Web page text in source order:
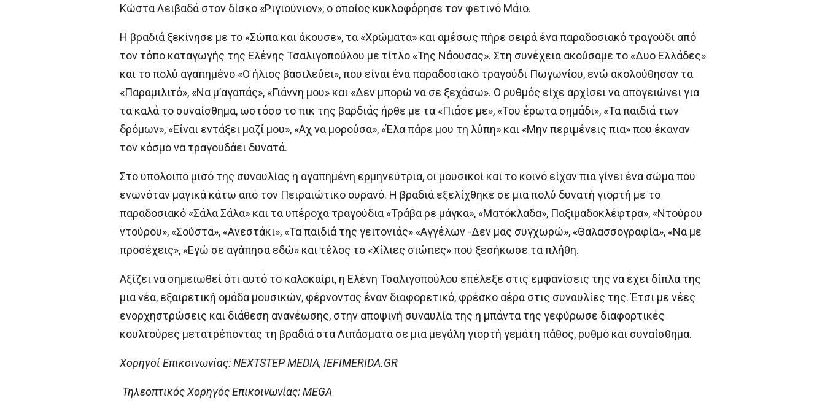
Κώστα Λειβαδά στον δίσκο «Ριγιούνιον», ο οποίος κυκλοφόρησε τον φετινό Μάιο.
Η βραδιά ξεκίνησε με το «Σώπα και άκουσε», τα «Χρώματα» και αμέσως πήρε σειρά ένα παραδοσιακό τραγούδι από
τον τόπο καταγωγής της Ελένης Τσαλιγοπούλου με τίτλο «Της Νάουσας». Στη συνέχεια ακούσαμε το «Δυο Ελλάδες»
και το πολύ αγαπημένο «Ο ήλιος βασιλεύει», που είναι ένα παραδοσιακό τραγούδι Πωγωνίου, ενώ ακολούθησαν τα
«Παραμιλιτό», «Να μ’αγαπάς», «Γιάννη μου» και «Δεν μπορώ να σε ξεχάσω». Ο ρυθμός είχε αρχίσει να απογειώνει για
τα καλά το συναίσθημα, ωστόσο το πικ της βαρδιάς ήρθε με τα «Πιάσε με», «Του έρωτα σημάδι», «Τα παιδιά των
δρόμων», «Είναι εντάξει μαζί μου», «Αχ να μορούσα», «Έλα πάρε μου τη λύπη» και «Μην περιμένεις πια» που έκαναν
τον κόσμο να τραγουδάει δυνατά.
Στο υπολοιπο μισό της συναυλίας η αγαπημένη ερμηνεύτρια, οι μουσικοί και το κοινό είχαν πια γίνει ένα σώμα που
ενωνόταν μαγικά κάτω από τον Πειραιώτικο ουρανό. Η βραδιά εξελίχθηκε σε μια πολύ δυνατή γιορτή με το
παραδοσιακό «Σάλα Σάλα» και τα υπέροχα τραγούδια «Τράβα ρε μάγκα», «Ματόκλαδα», Παξιμαδοκλέφτρα», «Ντούρου
ντούρου», «Σούστα», «Ανεστάκι», «Τα παιδιά της γειτονιάς» «Αγγέλων -Δεν μας συγχωρώ», «Θαλασσογραφία», «Να με
προσέχεις», «Εγώ σε αγάπησα εδώ» και τέλος το «Χίλιες σιώπες» που ξεσήκωσε τα πλήθη.
Αξίζει να σημειωθεί ότι αυτό το καλοκαίρι, η Ελένη Τσαλιγοπούλου επέλεξε στις εμφανίσεις της να έχει δίπλα της
μια νέα, εξαιρετική ομάδα μουσικών, φέρνοντας έναν διαφορετικό, φρέσκο αέρα στις συναυλίες της. Έτσι με νέες
ενορχηστρώσεις και διάθεση ανανέωσης, στην αποψινή συναυλία της η μπάντα της γεφύρωσε διαφορτικές
κουλτούρες μετατρέποντας τη βραδιά στα Λιπάσματα σε μια μεγάλη γιορτή γεμάτη πάθος, ρυθμό και συναίσθημα.
Χορηγοί Επικοινωνίας: NEXTSTEP MEDIA, IEFIMERIDA.GR
Τηλεοπτικός Χορηγός Επικοινωνίας: MEGA